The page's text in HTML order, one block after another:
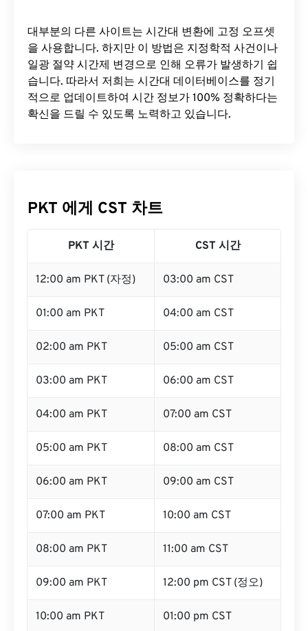
대부분의 다른 사이트는 시간대 변환에 ​​고정 오프셋
을 사용합니다. 하지만 이 방법은 지정학적 사건이나
일광 절약 시간제 변경으로 인해 오류가 발생하기 쉽
습니다. 따라서 저희는 시간대 데이터베이스를 정기
적으로 업데이트하여 시간 정보가 100% 정확하다는
확신을 드릴 수 있도록 노력하고 있습니다.
PKT 에게 CST 차트
PKT 시간 CST 시간
12:00 am PKT (자정) 03:00 am CST
01:00 am PKT 04:00 am CST
02:00 am PKT 05:00 am CST
03:00 am PKT 06:00 am CST
04:00 am PKT 07:00 am CST
05:00 am PKT 08:00 am CST
06:00 am PKT 09:00 am CST
07:00 am PKT 10:00 am CST
08:00 am PKT 11:00 am CST
09:00 am PKT 12:00 pm CST (정오)
10:00 am PKT 01:00 pm CST